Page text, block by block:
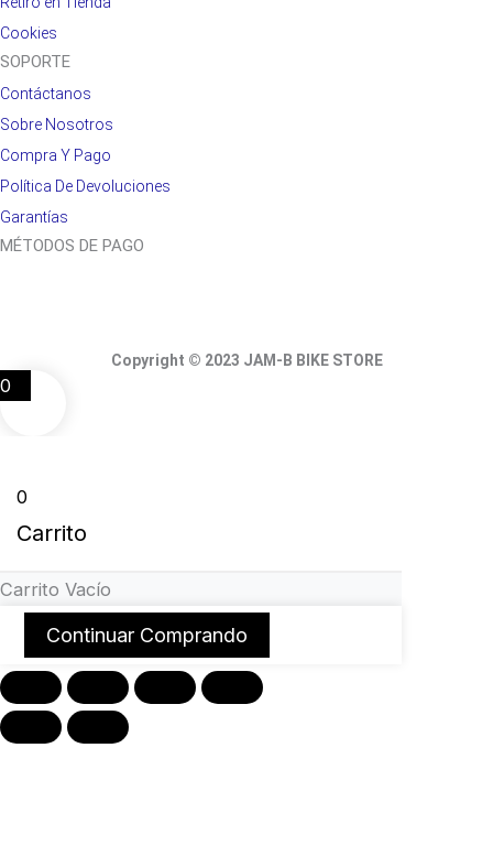
Cookies
SOPORTE
Contáctanos
Sobre Nosotros
Compra Y Pago
Política De Devoluciones
Garantías
MÉTODOS DE PAGO
Copyright © 2023 JAM-B BIKE STORE
0
0
Carrito
Carrito Vacío
Continuar Comprando